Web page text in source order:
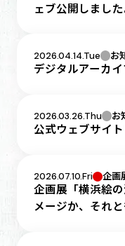
ェブ公開しました
2026.04.14.Tue お
デジタルアーカイ
2026.03.26.Thu お
公式ウェブサイ
2026.07.10.Fri 企画
企画展「横浜絵
メージか、それ